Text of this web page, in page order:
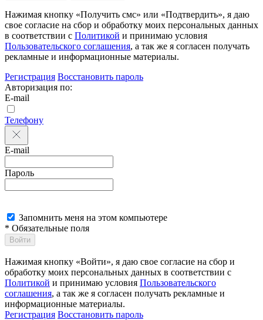
Нажимая кнопку «Получить смс» или «Подтвердить», я даю
свое согласие на сбор и обработку моих персональных данных
в соответствии с Политикой и принимаю условия
Пользовательского соглашения, а так же я согласен получать
рекламные и информационные материалы.
Регистрация Восстановить пароль
Авторизация по:
E-mail
Телефону
E-mail
Пароль
Запомнить меня на этом компьютере
* Обязательные поля
Войти
Нажимая кнопку «Войти», я даю свое согласие на сбор и
обработку моих персональных данных в соответствии с
Политикой и принимаю условия Пользовательского
соглашения, а так же я согласен получать рекламные и
информационные материалы.
Регистрация Восстановить пароль